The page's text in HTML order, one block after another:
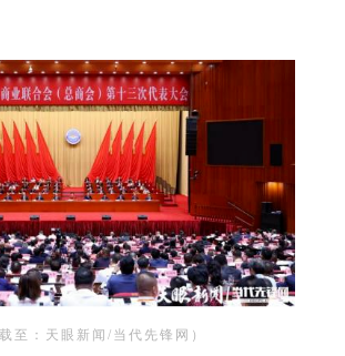
至：天眼新闻/当代先锋网）